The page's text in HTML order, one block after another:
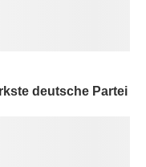
deutsche Partei